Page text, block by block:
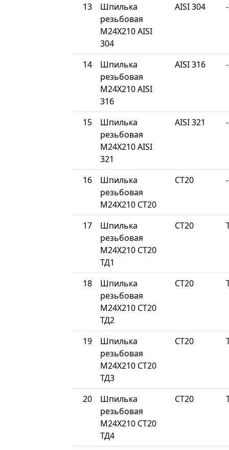
13
Шпилька
резьбовая
М24Х210 AISI
304
AISI 304 -
14
Шпилька
резьбовая
М24Х210 AISI
316
AISI 316 -
15
Шпилька
резьбовая
М24Х210 AISI
321
AISI 321 -
16
Шпилька
резьбовая
М24Х210 СТ20
СТ20 -
17
Шпилька
резьбовая
М24Х210 СТ20
ТД1
СТ20
18
Шпилька
резьбовая
М24Х210 СТ20
ТД2
СТ20
19
Шпилька
резьбовая
М24Х210 СТ20
ТД3
СТ20
20
Шпилька
резьбовая
М24Х210 СТ20
ТД4
СТ20